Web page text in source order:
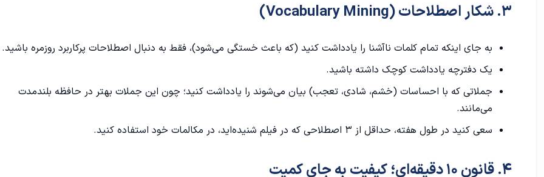
معرفی فیلم Être et avoir
معرفی فیلم Samba
بخش سوم: سطح پیشرفته (Avancé- C1 / C2)
معرفی فیلم Un air de famille
معرفی فیلم Caché
معرفی فیلم Un Prophète
۳. شکار اصطلاحات (Vocabulary Mining)
به جای اینکه تمام کلمات ناآشنا را یادداشت کنید (که باعث خستگی می‌شود)، فقط به دنبال اصطلاحات پرکاربرد روزمره باشید.
یک دفترچه یادداشت کوچک داشته باشید.
جملاتی که با احساسات (خشم، شادی، تعجب) بیان می‌شوند را یادداشت کنید؛ چون این جملات بهتر در حافظه بلندمدت
می‌مانند.
سعی کنید در طول هفته، حداقل از ۳ اصطلاحی که در فیلم شنیده‌اید، در مکالمات خود استفاده کنید.
۴. قانون ۱۰ دقیقه‌ای؛ کیفیت به جای کمیت